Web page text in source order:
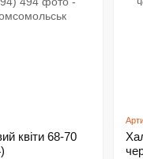
квіти 68-70